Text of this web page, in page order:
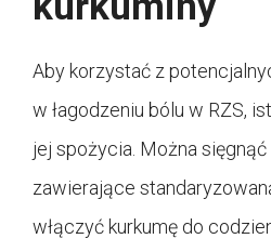
Aby korzystać z
w łagodzeniu bólu w RZS,
jej spożycia. Można
zawierające
włączyć kurkumę do